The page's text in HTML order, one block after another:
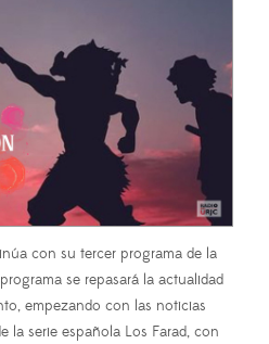
con su tercer programa de la
se repasará la actualidad
empezando con las noticias
la serie española Los Farad, con